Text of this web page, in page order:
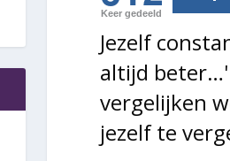
Keer gedeeld
Jezelf
altijd beter…'
vergelijken
jezelf te